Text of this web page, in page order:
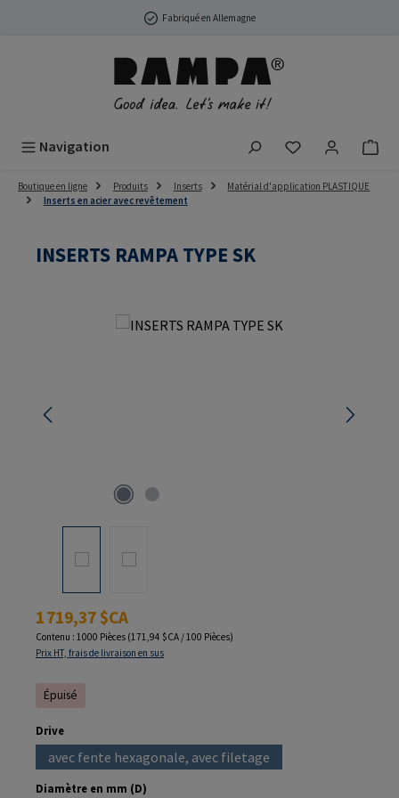
Passer au contenu principalFabriqué en Allemagne
Navigation Vous avez 0
Boutique en ligne Produits Inserts
Matérial d'application PLASTIQUE
Inserts en acier avec revêtement
INSERTS RAMPA TYPE SK
Ignorer la galerie d'images
Prix régulier :
1 719,37 $CA
Contenu : 1000 Pièces (171,94 $CA / 100 Pièces)
Prix HT, frais de livraison en sus
Épuisé
Sélectionnez
Drive
avec fente hexagonale, avec filetage(Cette option n'est pas disponible pour le
Sélectionnez
Diamètre en mm (D)